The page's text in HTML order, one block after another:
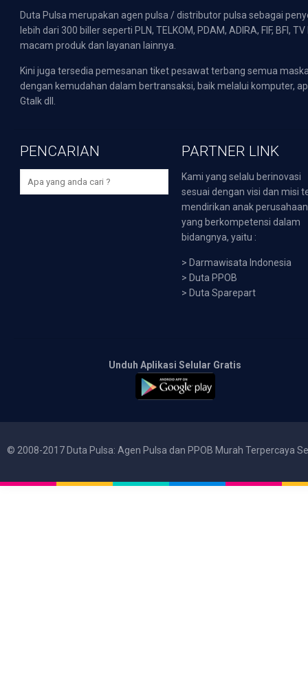
Duta Pulsa merupakan agen pulsa / distributor pulsa sebagai
lebih dari 300 biller seperti PLN, TELKOM, PDAM, ADIRA, FIF,
macam produk dan layanan lainnya.
Kini juga tersedia pemesanan tiket pesawat terbang semua
dengan kemudahan dalam bertransaksi, baik melalui komputer,
Gtalk dll.
PENCARIAN PARTNER LINK
Kami yang selalu berinovasi
sesuai dengan visi dan misi
mendirikan anak perusahaan
yang berkompetensi dalam
bidangnya, yaitu :
> Darmawisata Indonesia
> Duta PPOB
> Duta Sparepart
Unduh Aplikasi Selular Gratis
© 2008-2017 Duta Pulsa: Agen Pulsa dan PPOB Murah Terpercaya